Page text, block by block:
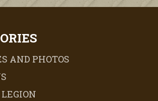
AND PHOTOS